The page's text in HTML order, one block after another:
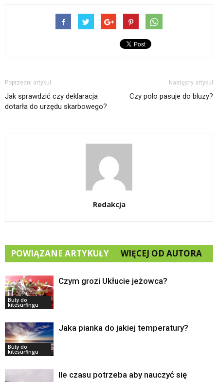
Poprzedni artykuł
Jak sprawdzić czy deklaracja
dotarła do urzędu skarbowego?
Następny artykuł
Czy polo pasuje do bluzy?
Redakcja
POWIĄZANE ARTYKUŁY WIĘCEJ OD AUTORA
Buty do
kitesurfingu
Czym grozi Ukłucie jeżowca?
Buty do
kitesurfingu
Jaka pianka do jakiej temperatury?
Ile czasu potrzeba aby nauczyć się